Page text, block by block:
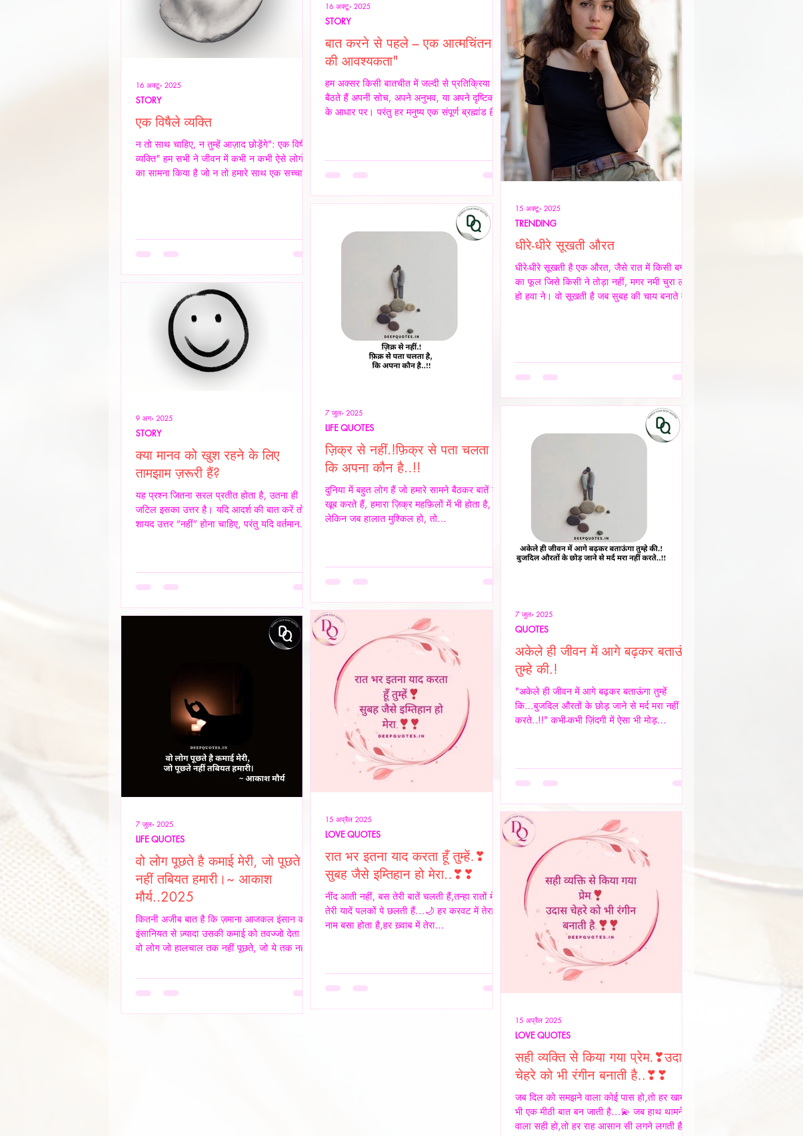
एक विषैले व्यक्ति
न तो साथ चाहिए, न तुम्हें आज़ाद छोड़ेंगे": एक विषैले
व्यक्ति" हम सभी ने जीवन में कभी न कभी ऐसे लोगों
का सामना किया है जो न तो हमारे साथ एक सच्चा
ये लोग अक्सर "Toxic", यानी विषैले व्यवहार के
उदाहरण होते हैं, और उनके व्यवहार में गैसलाइटिंग, इम
STORY
16 अक्टू॰ 2025
बात करने से पहले – एक आत्मचिंतन
की आवश्यकता"
हम अक्सर किसी बातचीत में जल्दी से प्रतिक्रिया दे
बैठते हैं अपनी सोच, अपने अनुभव, या अपने दृष्टिकोण
के आधार पर। परंतु हर मनुष्य एक संपूर्ण ब्रह्मांड है,
आत्मचिंतन करना ज़रूरी होता है। शब्द केवल ध्वनियाँ
कभी चोट। हर व्यक्ति की अपनी 'दुनिया' होती है हम
यह मानकर चलते हैं कि सामने वाला हमें उसी तरह
STORY
16 अक्टू॰ 2025
धीरे-धीरे सूखती औरत
धीरे-धीरे सूखती है एक औरत, जैसे रात में किसी बगीचे
का फूल जिसे किसी ने तोड़ा नहीं, मगर नमी चुरा ली
हो हवा ने। वो सूखती है जब सुबह की चाय बनाते वक़्त
जब उसकी पसंदें "गृहस्थी के तवे" में जल कर राख हो
जाती हैं। नीली साड़ी जो उसे बहुत पसंद थी, व
TRENDING
15 अक्टू॰ 2025
क्या मानव को खुश रहने के लिए
तामझाम ज़रूरी हैं?
यह प्रश्न जितना सरल प्रतीत होता है, उतना ही
जटिल इसका उत्तर है। यदि आदर्श की बात करें तो
शायद उत्तर “नहीं” होना चाहिए, परंतु यदि वर्तमान
है। आज मानव जीवन की लगभग 98% समस्याओं का
सुरक्षा हो, शिक्षा हो या स्वास्थ्य हर समस्या का
समाधान धन से जोड़कर देखा जाता है। यह स्थिति यूँ
STORY
9 अग॰ 2025
ज़िक्र से नहीं.!फ़िक्र से पता चलता है,
कि अपना कौन है..!!
दुनिया में बहुत लोग हैं जो हमारे सामने बैठकर बातें तो
खूब करते हैं, हमारा ज़िक्र महफ़िलों में भी होता है,
लेकिन जब हालात मुश्किल हो, तो...
LIFE QUOTES
7 जुल॰ 2025
अकेले ही जीवन में आगे बढ़कर बताऊंगा
तुम्हे की.!
"अकेले ही जीवन में आगे बढ़कर बताऊंगा तुम्हें
कि...बुजदिल औरतों के छोड़ जाने से मर्द मरा नहीं
करते..!!" कभी-कभी ज़िंदगी में ऐसा भी मोड़...
QUOTES
7 जुल॰ 2025
वो लोग पूछते है कमाई मेरी, जो पूछते
नहीं तबियत हमारी।~ आकाश
मौर्य..2025
कितनी अजीब बात है कि ज़माना आजकल इंसान की
इंसानियत से ज़्यादा उसकी कमाई को तवज्जो देता है।
वो लोग जो हालचाल तक नहीं पूछते, जो ये तक नहीं...
LIFE QUOTES
7 जुल॰ 2025
रात भर इतना याद करता हूँ तुम्हें.❣
सुबह जैसे इम्तिहान हो मेरा..❣❣
नींद आती नहीं, बस तेरी बातें चलती हैं,तन्हा रातों में
तेरी यादें पलकों पे छलती हैं…🌙 हर करवट में तेरा
नाम बसा होता है,हर ख़्वाब में तेरा...
LOVE QUOTES
15 अप्रैल 2025
सही व्यक्ति से किया गया प्रेम.❣उदास
चेहरे को भी रंगीन बनाती है..❣❣
जब दिल को समझने वाला कोई पास हो,तो हर खामोशी
भी एक मीठी बात बन जाती है…💫 जब हाथ थामने
वाला सही हो,तो हर राह आसान सी लगने लगती है…
LOVE QUOTES
15 अप्रैल 2025